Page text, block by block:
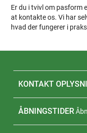
Er du i tvivl om pasform
at kontakte os. Vi har
hvad der fungerer i
KONTAKT
ÅBNINGSTIDER